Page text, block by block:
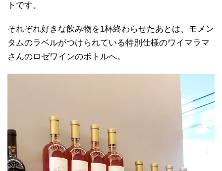
トです。
それぞれ好きな飲み物を1杯終わらせたあとは、モメン
タムのラベルがつけられている特別仕様のワイマラマ
さんのロゼワインのボトルへ。